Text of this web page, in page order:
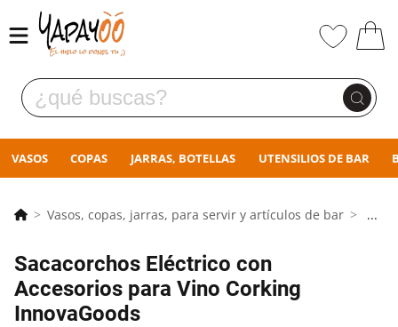
VASOS COPAS JARRAS, BOTELLAS UTENSILIOS DE BAR
Vasos, copas, jarras, para servir y artículos de bar ...
Sacacorchos Eléctrico con
Accesorios para Vino Corking
InnovaGoods